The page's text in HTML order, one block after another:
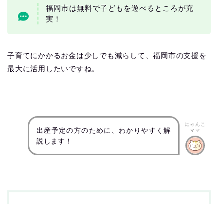
福岡市は無料で子どもを遊べるところが充
実！
子育てにかかるお金は少しでも減らして、福岡市の支援を
最大に活用したいですね。
出産予定の方のために、わかりやすく解
説します！
にゃんこ
ママ